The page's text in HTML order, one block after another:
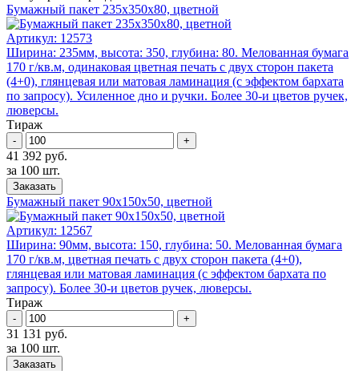
Бумажный пакет 235x350x80, цветной
Артикул: 12573
Ширина: 235мм, высота: 350, глубина: 80. Мелованная бумага
170 г/кв.м, одинаковая цветная печать с двух сторон пакета
(4+0), глянцевая или матовая ламинация (с эффектом бархата
по запросу). Усиленное дно и ручки. Более 30-и цветов ручек,
люверсы.
Тираж
- +
41 392 руб.
за 100 шт.
Заказать
Бумажный пакет 90x150x50, цветной
Артикул: 12567
Ширина: 90мм, высота: 150, глубина: 50. Мелованная бумага
170 г/кв.м, цветная печать с двух сторон пакета (4+0),
глянцевая или матовая ламинация (с эффектом бархата по
запросу). Более 30-и цветов ручек, люверсы.
Тираж
- +
31 131 руб.
за 100 шт.
Заказать